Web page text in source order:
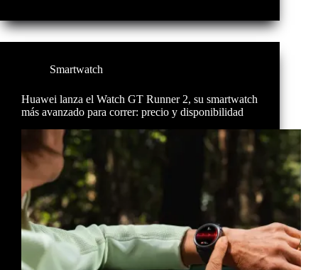
Smartwatch
Huawei lanza el Watch GT Runner 2, su smartwatch
más avanzado para correr: precio y disponibilidad